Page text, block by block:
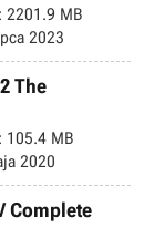
2201.9 MB
2023
The
105.4 MB
2020
Complete